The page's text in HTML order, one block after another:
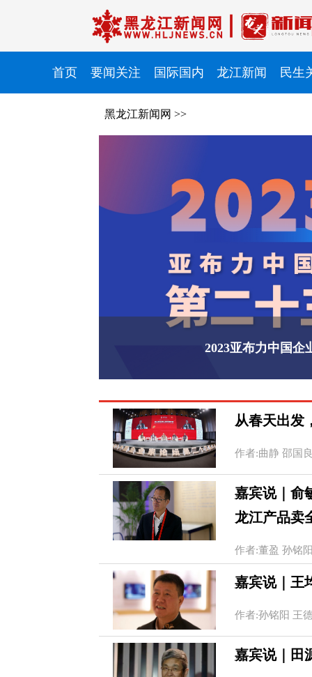
首页 要闻关注 国际国内 龙江新闻 民生
黑龙江新闻网 >>
2023亚布力中国企
从春天出发
作者:曲静 邵国
嘉宾说｜俞
龙江产品卖
作者:董盈 孙铭
嘉宾说｜王
作者:孙铭阳 王
嘉宾说｜田